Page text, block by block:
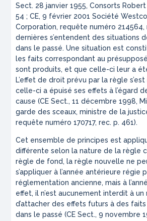
Sect. 28 janvier 1955, Consorts
54 ; CE, 9 février 2001 Société
Corporation, requête numéro 214564,
dernières s’entendent des situations
dans le passé. Une situation est
les faits correspondant au
sont produits, et que celle-ci leur a
L’effet de droit prévu par la règle
celle-ci a épuisé ses effets à l’égard
cause (CE Sect., 11 décembre 1998,
garde des sceaux, ministre de la
requête numéro 170717, rec. p. 461).
Cet ensemble de principes est
différente selon la nature de la règle
règle de fond, la règle nouvelle ne
s’appliquer à l’année antérieure régie
réglementation ancienne, mais à
effet, il n’est aucunement interdit à
d’attacher des effets futurs à des
dans le passé (CE Sect., 9 novembre